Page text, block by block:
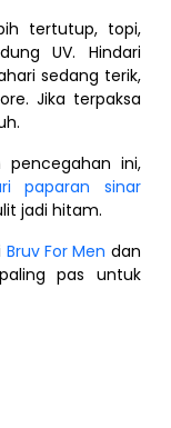
tertutup, topi,
UV. Hindari
sedang terik,
Jika terpaksa
pencegahan ini,
paparan sinar
jadi hitam.
Bruv For Men dan
pas untuk